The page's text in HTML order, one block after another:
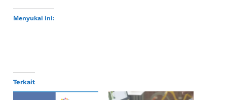
Menyukai ini:
Terkait